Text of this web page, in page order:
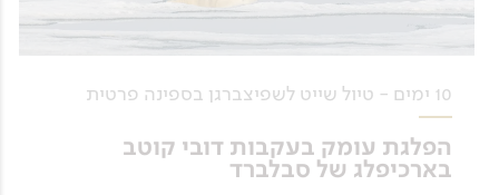
10 ימים - טיול שייט לשפיצברגן בספינה פרטית
הפלגת עומק בעקבות דובי קוטב
בארכיפלג של סבלברד